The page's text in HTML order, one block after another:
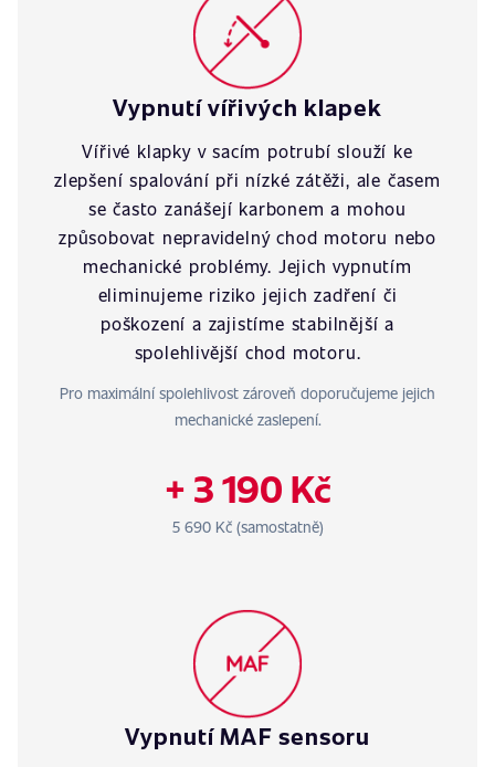
Vypnutí vířivých klapek
Vířivé klapky v sacím potrubí slouží ke
zlepšení spalování při nízké zátěži, ale časem
se často zanášejí karbonem a mohou
způsobovat nepravidelný chod motoru nebo
mechanické problémy. Jejich vypnutím
eliminujeme riziko jejich zadření či
poškození a zajistíme stabilnější a
spolehlivější chod motoru.
Pro maximální spolehlivost zároveň doporučujeme jejich
mechanické zaslepení.
+ 3 190 Kč
5 690 Kč (samostatně)
Vypnutí MAF sensoru